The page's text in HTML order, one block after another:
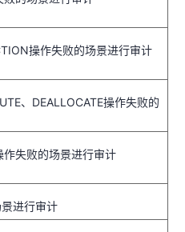
操作失败的场景进行审计
、 DEALLOCATE操作失败的
作失败的场景进行审计
进行审计